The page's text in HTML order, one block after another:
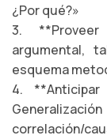
¿Por qué?»
3. **Proveer
argumental,
esquema
4. **Anticipar
correlación/